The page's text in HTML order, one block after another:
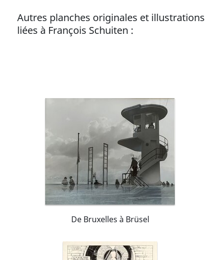
Autres planches originales et illustrations
liées à François Schuiten :
De Bruxelles à Brüsel